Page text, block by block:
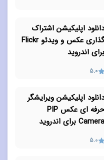
دانلود اپلیکیشن اشتراک
گذاری عکس و ویدئو Flickr
برای اندروید
5.0
دانلود اپلیکیشن ویرایشگر
حرفه ای عکس PIP
Camera برای اندروید
5.0